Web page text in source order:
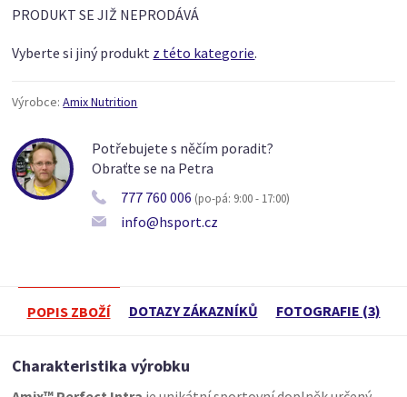
PRODUKT SE JIŽ NEPRODÁVÁ
Vyberte si jiný produkt z této kategorie.
Výrobce: Amix Nutrition
Potřebujete s něčím poradit?
Obraťte se na Petra
777 760 006 (po-pá: 9:00 - 17:00)
info@hsport.cz
POPIS ZBOŽÍ DOTAZY ZÁKAZNÍKŮ FOTOGRAFIE (3)
Charakteristika výrobku